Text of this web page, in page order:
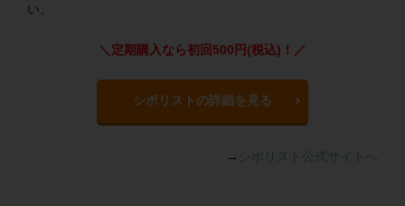
い。
＼定期購入なら初回500円(税込)！／
シボリストの詳細を見る
→ シボリスト公式サイトへ